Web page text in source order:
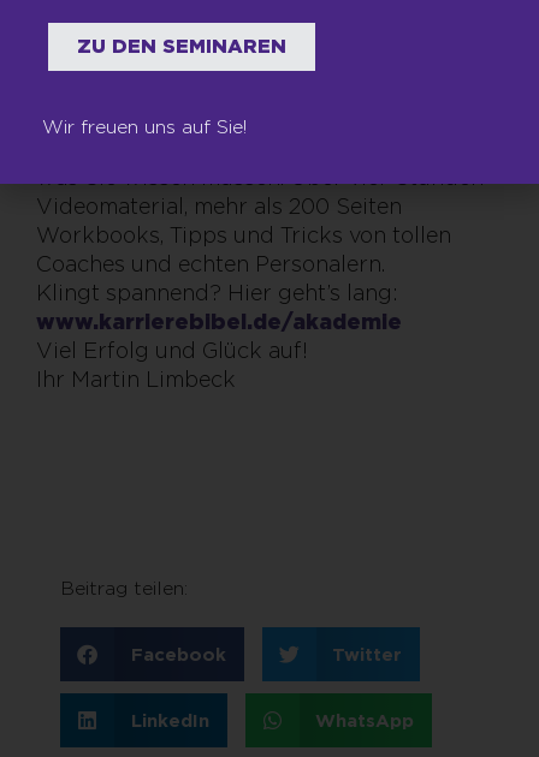
einen großartigen, fünfteiligen Kurs zum
Videomaterial, mehr als 200 Seiten
Workbooks, Tipps und Tricks von tollen
Coaches und echten Personalern.
Klingt spannend? Hier geht’s lang:
www.karrierebibel.de/akademie
Viel Erfolg und Glück auf!
Ihr Martin Limbeck
Beitrag teilen:
Facebook Twitter
LinkedIn WhatsApp
ZU DEN SEMINAREN
Wir freuen uns auf Sie!